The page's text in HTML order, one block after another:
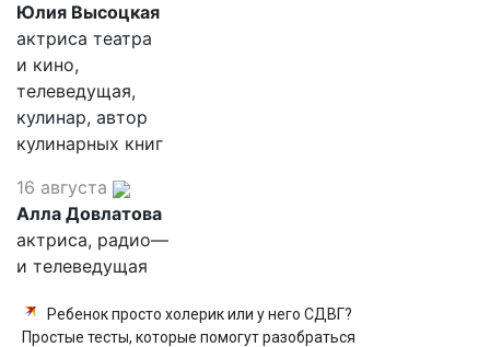
Юлия Высоцкая
актриса театра
и кино,
телеведущая,
кулинар, автор
кулинарных книг
16 августа
Алла Довлатова
актриса, радио—
и телеведущая
Ребенок просто холерик или у него СДВГ?
Простые тесты, которые помогут разобраться